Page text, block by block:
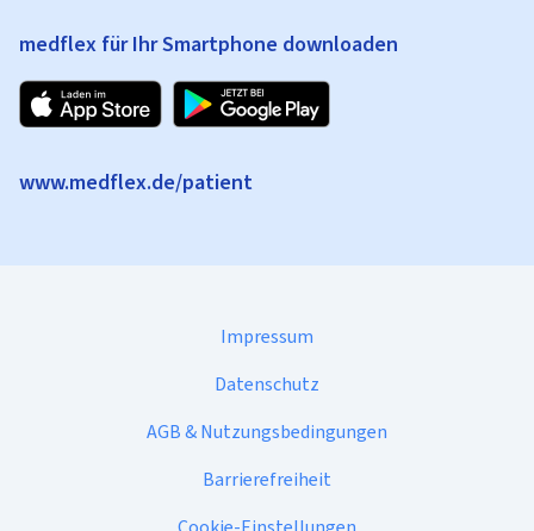
medflex für Ihr Smartphone downloaden
www.medflex.de/patient
Impressum
Datenschutz
AGB & Nutzungsbedingungen
Barrierefreiheit